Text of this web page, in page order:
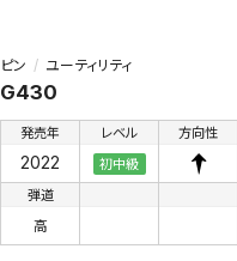
ピン ユーティリティ
G430
発売年
2022
レベル
初中級
方向性
弾道
高